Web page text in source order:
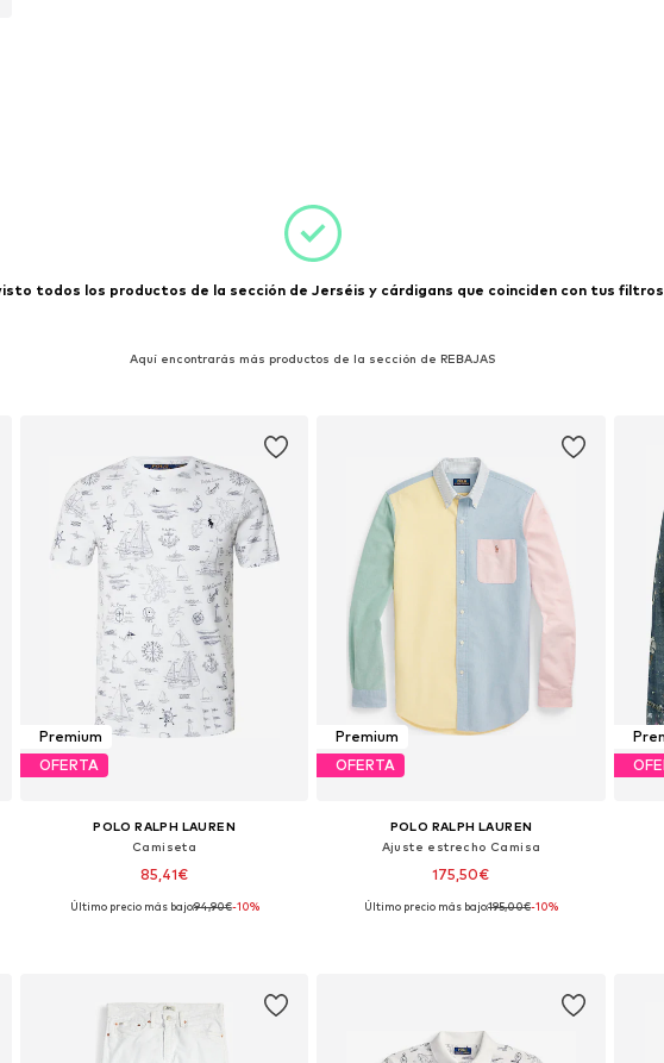
todos los productos de la sección de Jerséis y cárdigans que coinciden con tus filtros
Aquí encontrarás más productos de la sección de REBAJAS
Premium
OFERTA
POLO RALPH LAUREN
Camiseta
85,41€
Tallas disponibles: XS, S, M, L, XL, XXL
Último precio más bajo:94,90€-10%
Premium
OFERTA
POLO RALPH LAUREN
Ajuste estrecho Camisa
175,50€
Tallas disponibles: XS, S, M, L, XL, XXL
Último precio más bajo:195,00€-10%